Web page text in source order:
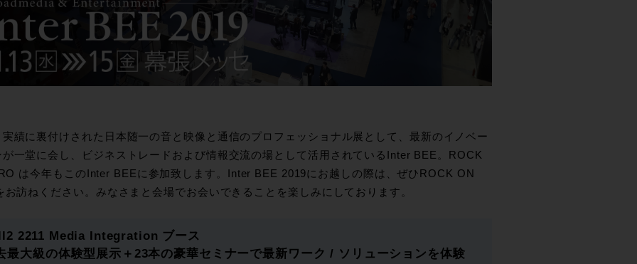
実績に裏付けされた日本随一の音と映像と通信のプロフェッショナル展として、最新のイノベー
が一堂に会し、ビジネストレードおよび情報交流の場として活用されているInter BEE。ROCK
は今年もこのInter BEEに参加致します。Inter BEE 2019にお越しの際は、ぜひROCK ON
お訪ねください。みなさまと会場でお会いできることを楽しみにしております。
2211 Media Integration ブース
最大級の体験型展示＋23本の豪華セミナーで最新ワーク / ソリューションを体験